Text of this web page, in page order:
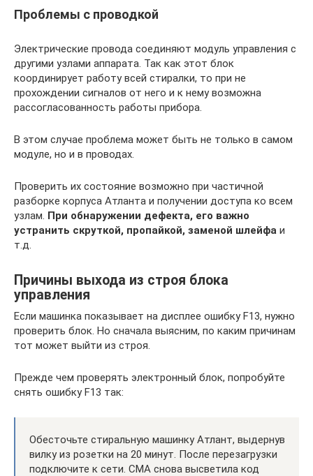
Проблемы с проводкой
Электрические провода соединяют модуль управления с
другими узлами аппарата. Так как этот блок
координирует работу всей стиралки, то при не
прохождении сигналов от него и к нему возможна
рассогласованность работы прибора.
В этом случае проблема может быть не только в самом
модуле, но и в проводах.
Проверить их состояние возможно при частичной
разборке корпуса Атланта и получении доступа ко всем
узлам. При обнаружении дефекта, его важно
устранить скруткой, пропайкой, заменой шлейфа и
т.д.
Причины выхода из строя блока
управления
Если машинка показывает на дисплее ошибку F13, нужно
проверить блок. Но сначала выясним, по каким причинам
тот может выйти из строя.
Прежде чем проверять электронный блок, попробуйте
снять ошибку F13 так:
Обесточьте стиральную машинку Атлант, выдернув
вилку из розетки на 20 минут. После перезагрузки
подключите к сети. СМА снова высветила код